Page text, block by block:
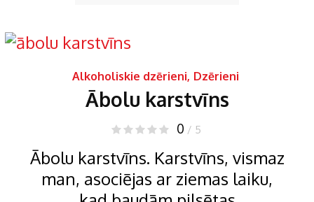
Alkoholiskie dzērieni, Dzērieni
Ābolu karstvīns
0 / 5
Ābolu karstvīns. Karstvīns, vismaz
man, asociējas ar ziemas laiku,